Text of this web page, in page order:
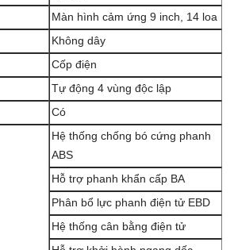
Màn hình cảm ứng 9 inch, 14 loa
Không dây
Cốp điện
Tự động 4 vùng độc lập
Có
Hệ thống chống bó cứng phanh
ABS
Hỗ trợ phanh khẩn cấp BA
Phân bổ lực phanh điện tử EBD
Hệ thống cân bằng điện tử